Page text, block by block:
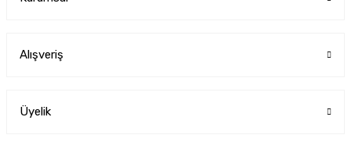
Alışveriş
Üyelik